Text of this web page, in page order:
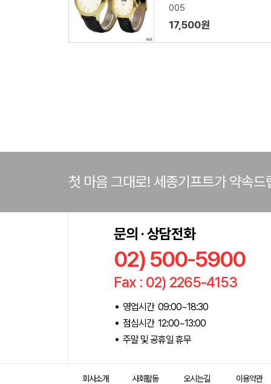
005
17,500원
첫 마음 그대로! 세종기프트가 약속드
문의 · 상담전화
02) 500-5900
Fax : 02) 2265-4153
영업시간 09:00~18:30
점심시간 12:00~13:00
주말 및 공휴일 휴무
회사소개 사회활동 오시는길 이용약관